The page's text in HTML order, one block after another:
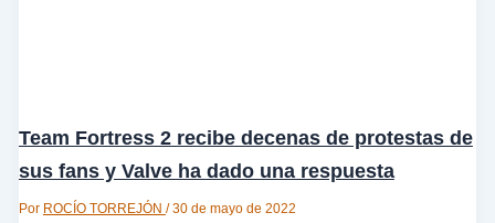
Team Fortress 2 recibe decenas de protestas de
sus fans y Valve ha dado una respuesta
Por ROCÍO TORREJÓN /30 de mayo de 2022